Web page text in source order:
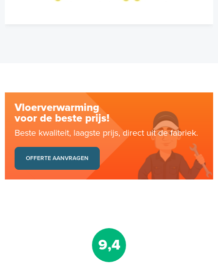
Vloerverwarming
voor de beste prijs!
Beste kwaliteit, laagste prijs, direct uit de fabriek.
OFFERTE AANVRAGEN
9,4